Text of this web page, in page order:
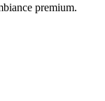
premium.